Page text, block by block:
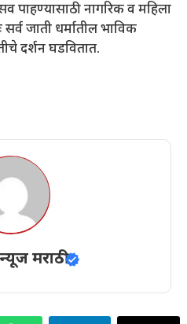
पाहण्यासाठी नागरिक व महिला
सर्व जाती धर्मातील भाविक
दर्शन घडवितात.
मराठी